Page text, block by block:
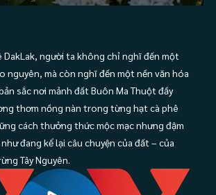
DakLak, người ta không chỉ nghĩ đến một
nguyên, mà còn nghĩ đến một nền văn hóa
sắc nơi mảnh đất Buôn Ma Thuột đầy
thơm nồng nàn trong từng hạt cà phê
cách thưởng thức mộc mạc nhưng đậm
đang kể lại câu chuyện của đất – của
Tây Nguyên.